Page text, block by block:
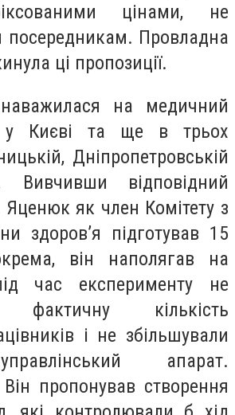
цінами, не
посередникам. Провладна
ці пропозиції.
на медичний
у Києві та ще в трьох
Дніпропетровській
Вивчивши відповідний
Яценюк як член Комітету з
здоров’я підготував 15
він наполягав на
час експерименту не
фактичну кількість
і не збільшували
апарат.
пропонував створення